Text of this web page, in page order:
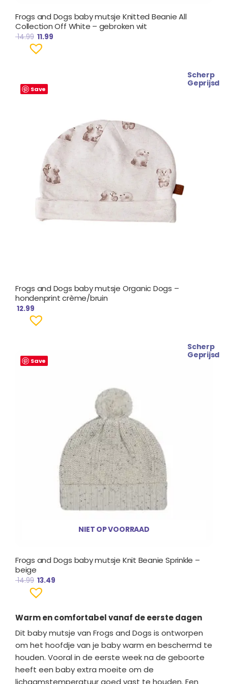
Frogs and Dogs baby mutsje Knitted Beanie All
Collection Off White – gebroken wit
14.99 11.99
Save
Scherp
Geprijsd
Frogs and Dogs baby mutsje Organic Dogs –
hondenprint crème/bruin
12.99
Save
Scherp
Geprijsd
NIET OP VOORRAAD
Frogs and Dogs baby mutsje Knit Beanie Sprinkle –
beige
14.99
prijs
13.49
Warm en comfortabel vanaf de eerste dagen
Dit baby mutsje van Frogs and Dogs is ontworpen
om het hoofdje van je baby warm en beschermd te
houden. Vooral in de eerste week na de geboorte
heeft een baby extra moeite om de